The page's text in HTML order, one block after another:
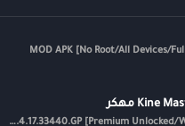
APK v7.4.17.33440.GP [Premium